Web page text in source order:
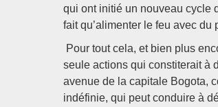
qui ont initié un nouveau cycle
fait qu’alimenter le feu avec du
Pour tout cela, et bien plus
seule actions qui constiterait à
avenue de la capitale Bogota,
indéfinie, qui peut conduire à